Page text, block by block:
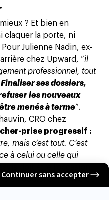
? Et bien en
claquer la porte, ni
Julienne Nadin, ex-
chez Upward, “il
professionnel, tout
Finaliser ses dossiers,
les nouveaux
menés à terme”.
CRO chez
prise progressif :
mais c’est tout. C’est
à celui ou celle qui
doit être l’occasion
en cours, sans en créer